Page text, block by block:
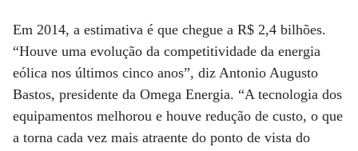
Em 2014, a estimativa é que chegue a R$ 2,4 bilhões.
“Houve uma evolução da competitividade da energia
eólica nos últimos cinco anos”, diz Antonio Augusto
Bastos, presidente da Omega Energia. “A tecnologia dos
equipamentos melhorou e houve redução de custo, o que
a torna cada vez mais atraente do ponto de vista do